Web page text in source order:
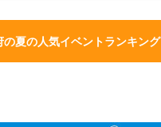
の夏の人気イベントランキング